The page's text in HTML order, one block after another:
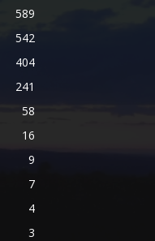
589
542
404
241
58
16
9
7
4
3